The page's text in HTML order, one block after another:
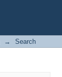
→ Search